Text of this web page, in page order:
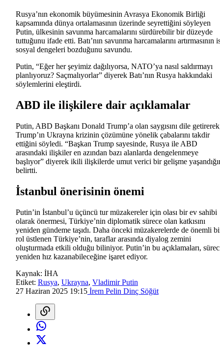
Rusya’nın ekonomik büyümesinin Avrasya Ekonomik Birliği
kapsamında dünya ortalamasının üzerinde seyrettiğini söyleyen
Putin, ülkesinin savunma harcamalarını sürdürebilir bir düzeyde
tuttuğunu ifade etti. Batı’nın savunma harcamalarını artırmasının
sosyal dengeleri bozduğunu savundu.
Putin, “Eğer her şeyimiz dağılıyorsa, NATO’ya nasıl saldırmayı
planlıyoruz? Saçmalıyorlar” diyerek Batı’nın Rusya hakkındaki
söylemlerini eleştirdi.
ABD ile ilişkilere dair açıklamalar
Putin, ABD Başkanı Donald Trump’a olan saygısını dile
Trump’ın Ukrayna krizinin çözümüne yönelik çabalarını takdir
ettiğini söyledi. “Başkan Trump sayesinde, Rusya ile ABD
arasındaki ilişkiler en azından bazı alanlarda dengelenmeye
başlıyor” diyerek ikili ilişkilerde umut verici bir gelişme
belirtti.
İstanbul önerisinin önemi
Putin’in İstanbul’u üçüncü tur müzakereler için olası bir ev sahibi
olarak önermesi, Türkiye’nin diplomatik sürece olan katkısını
yeniden gündeme taşıdı. Daha önceki müzakerelerde de önemli
rol üstlenen Türkiye’nin, taraflar arasında diyalog zemini
oluşturmada etkili olduğu biliniyor. Putin’in bu açıklamaları,
yeniden hız kazanabileceğine işaret ediyor.
Kaynak: İHA
Etiket: Rusya, Ukrayna, Vladimir Putin
27 Haziran 2025 19:15 İrem Pelin Dinç Söğüt